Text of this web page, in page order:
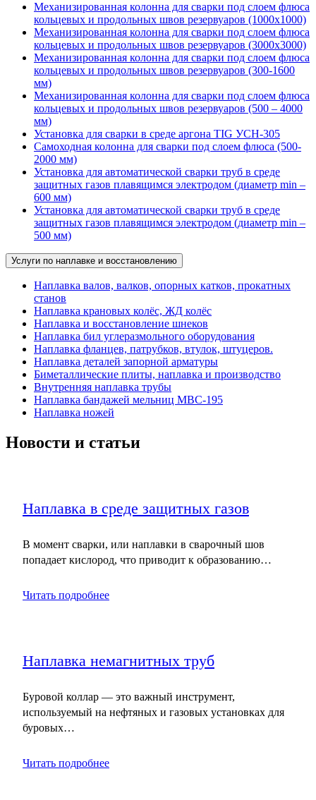
Механизированная колонна для сварки под слоем флюса
кольцевых и продольных швов резервуаров (1000х1000)
Механизированная колонна для сварки под слоем флюса
кольцевых и продольных швов резервуаров (3000х3000)
Механизированная колонна для сварки под слоем флюса
кольцевых и продольных швов резервуаров (300-1600
мм)
Механизированная колонна для сварки под слоем флюса
кольцевых и продольных швов резервуаров (500 – 4000
мм)
Установка для сварки в среде аргона TIG УСН-305
Самоходная колонна для сварки под слоем флюса (500-
2000 мм)
Установка для автоматической сварки труб в среде
защитных газов плавящимся электродом (диаметр min –
600 мм)
Установка для автоматической сварки труб в среде
защитных газов плавящимся электродом (диаметр min –
500 мм)
Услуги по наплавке и восстановлению
Наплавка валов, валков, опорных катков, прокатных
станов
Наплавка крановых колёс, ЖД колёс
Наплавка и восстановление шнеков
Наплавка бил углеразмольного оборудования
Наплавка фланцев, патрубков, втулок, штуцеров.
Наплавка деталей запорной арматуры
Биметаллические плиты, наплавка и производство
Внутренняя наплавка трубы
Наплавка бандажей мельниц МВС-195
Наплавка ножей
Новости и статьи
Наплавка в среде защитных газов
В момент сварки, или наплавки в сварочный шов
попадает кислород, что приводит к образованию…
Читать подробнее
Наплавка немагнитных труб
Буровой коллар — это важный инструмент,
используемый на нефтяных и газовых установках для
буровых…
Читать подробнее